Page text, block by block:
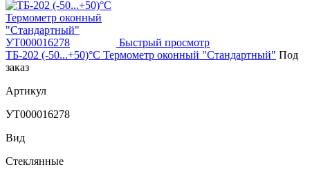
Быстрый просмотр
ТБ-202 (-50...+50)°С Термометр оконный "Стандартный" Под
заказ
Артикул
УТ000016278
Вид
Стеклянные